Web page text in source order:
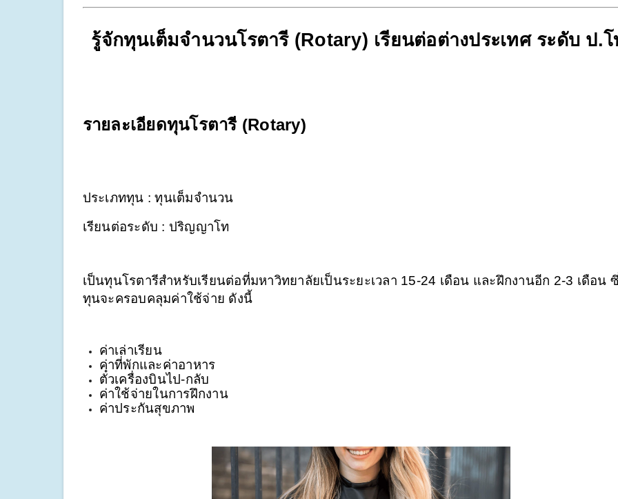
รู้จักทุนเต็มจำนวนโรตารี (Rotary) เรียนต่อต่างประเทศ ระดับ ป.โ
รายละเอียดทุนโรตารี (Rotary)
ประเภททุน : ทุนเต็มจำนวน
เรียนต่อระดับ : ปริญญาโท
เป็นทุนโรตารีสำหรับเรียนต่อที่มหาวิทยาลัยเป็นระยะเวลา 15-24 เดือน และฝึกงานอีก 2-3 เดือน
ทุนจะครอบคลุมค่าใช้จ่าย ดังนี้
ค่าเล่าเรียน
ค่าที่พักและค่าอาหาร
ตั๋วเครื่องบินไป-กลับ
ค่าใช้จ่ายในการฝึกงาน
ค่าประกันสุขภาพ